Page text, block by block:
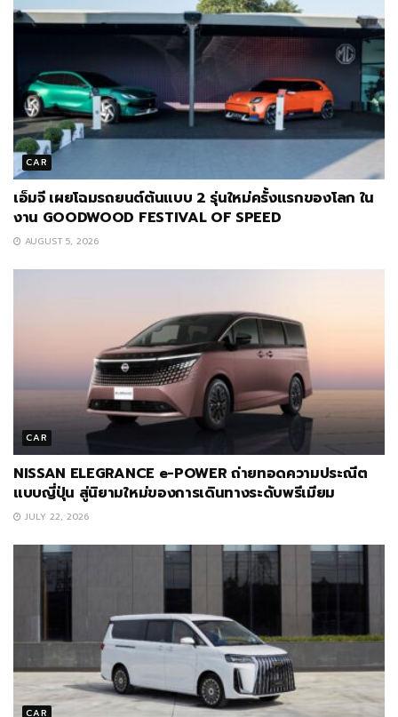
CAR
เอ็มจี เผยโฉมรถยนต์ต้นแบบ 2 รุ่นใหม่ครั้งแรกของโลก ใน
งาน GOODWOOD FESTIVAL OF SPEED
AUGUST 5, 2026
CAR
NISSAN ELEGRANCE e-POWER ถ่ายทอดความประณีต
แบบญี่ปุ่น สู่นิยามใหม่ของการเดินทางระดับพรีเมียม
JULY 22, 2026
CAR